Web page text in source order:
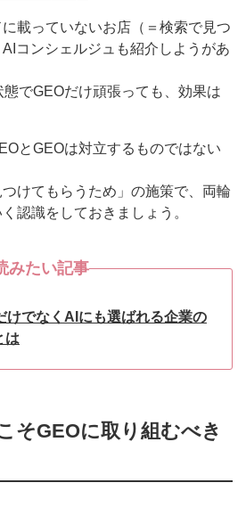
載っていないお店（＝検索で見つ
コンシェルジュも紹介しようがあ
でGEOだけ頑張っても、効果は
とGEOは対立するものではない
けてもらうため」の施策で、両輪
認識をしておきましょう。
みたい記事
けでなくAIにも選ばれる企業の
は
そGEOに取り組むべき